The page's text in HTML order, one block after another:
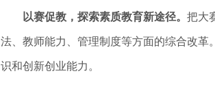
以赛促教，探索素质教育新途径。 把大
法、教师能力、管理制度等方面的综合改
识和创新创业能力。